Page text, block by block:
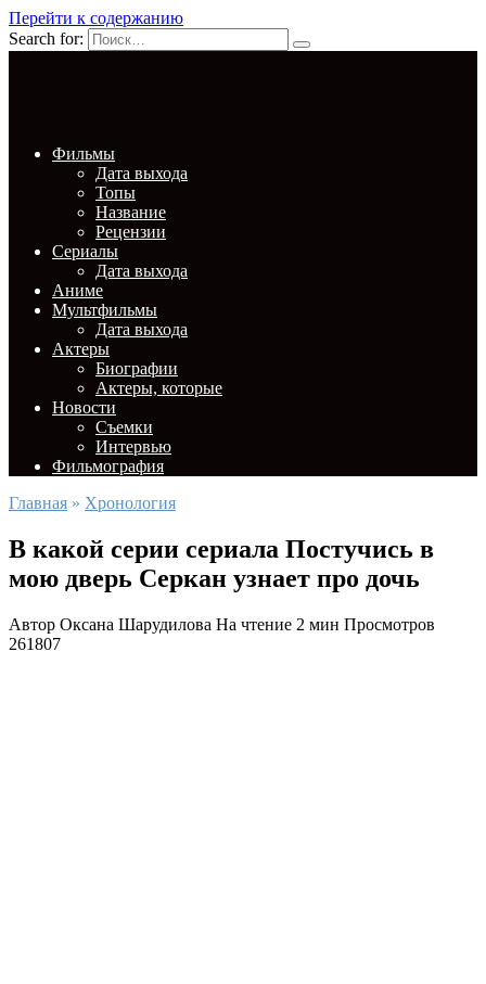
Перейти к содержанию
Search for:
Фильмы
Дата выхода
Топы
Название
Рецензии
Сериалы
Дата выхода
Аниме
Мультфильмы
Дата выхода
Актеры
Биографии
Актеры, которые
Новости
Съемки
Интервью
Фильмография
Главная » Хронология
В какой серии сериала Постучись в
мою дверь Серкан узнает про дочь
Автор Оксана Шарудилова На чтение 2 мин Просмотров
261807